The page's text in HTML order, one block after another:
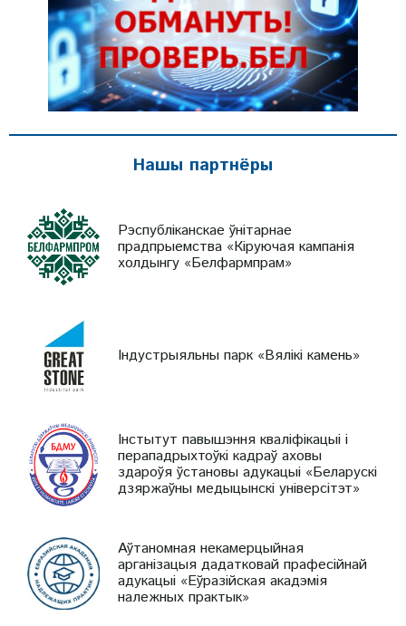
Нашы партнёры
Рэспубліканскае ўнітарнае
прадпрыемства «Кіруючая кампанія
холдынгу «Белфармпрам»
Індустрыяльны парк «Вялікі камень»
Інстытут павышэння кваліфікацыі і
перападрыхтоўкі кадраў аховы
здароўя ўстановы адукацыі «Беларускі
дзяржаўны медыцынскі універсітэт»
Аўтаномная некамерцыйная
арганізацыя дадатковай прафесійнай
адукацыі «Еўразійская акадэмія
належных практык»